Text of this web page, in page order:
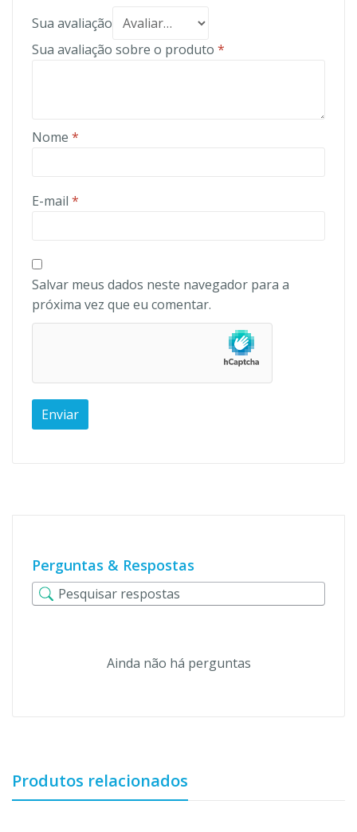
Sua avaliação
Sua avaliação sobre o produto *
Nome *
E-mail *
Salvar meus dados neste navegador para a
próxima vez que eu comentar.
Perguntas & Respostas
Ainda não há perguntas
Produtos relacionados